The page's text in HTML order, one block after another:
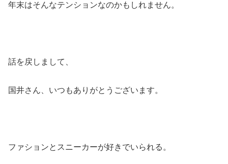
年末はそんなテンションなのかもしれません。
話を戻しまして、
国井さん、いつもありがとうございます。
ファションとスニーカーが好きでいられる。